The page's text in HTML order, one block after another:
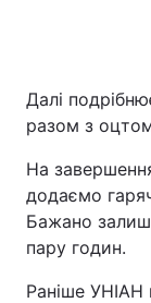
Далі
разом з
На
додаємо
Бажано
пару годин.
Раніше УНІАН